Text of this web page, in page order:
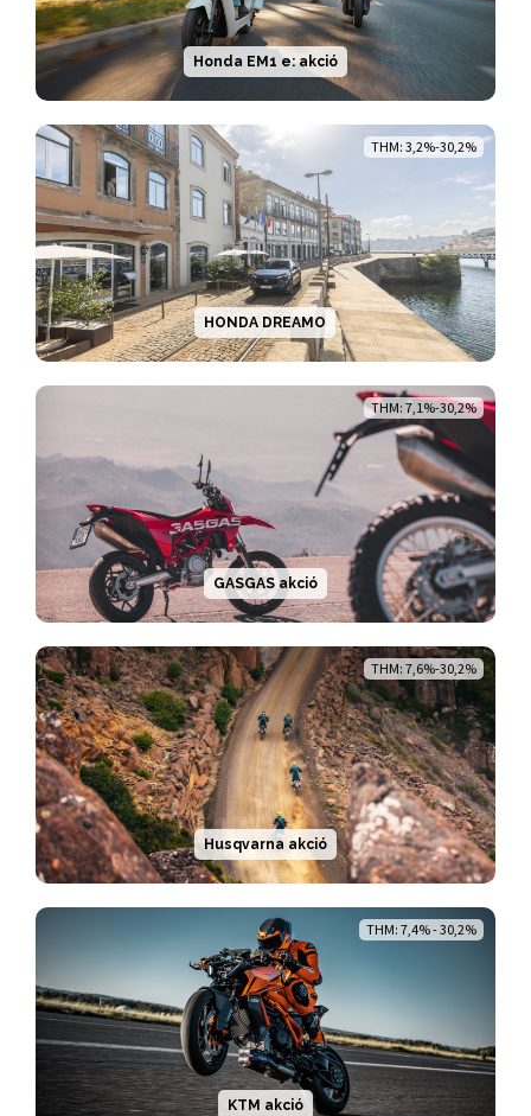
Honda EM1 e: akció
THM: 3,2%-30,2%
HONDA DREAMO
THM: 7,1%-30,2%
GASGAS akció
THM: 7,6%-30,2%
Husqvarna akció
THM: 7,4% - 30,2%
KTM akció